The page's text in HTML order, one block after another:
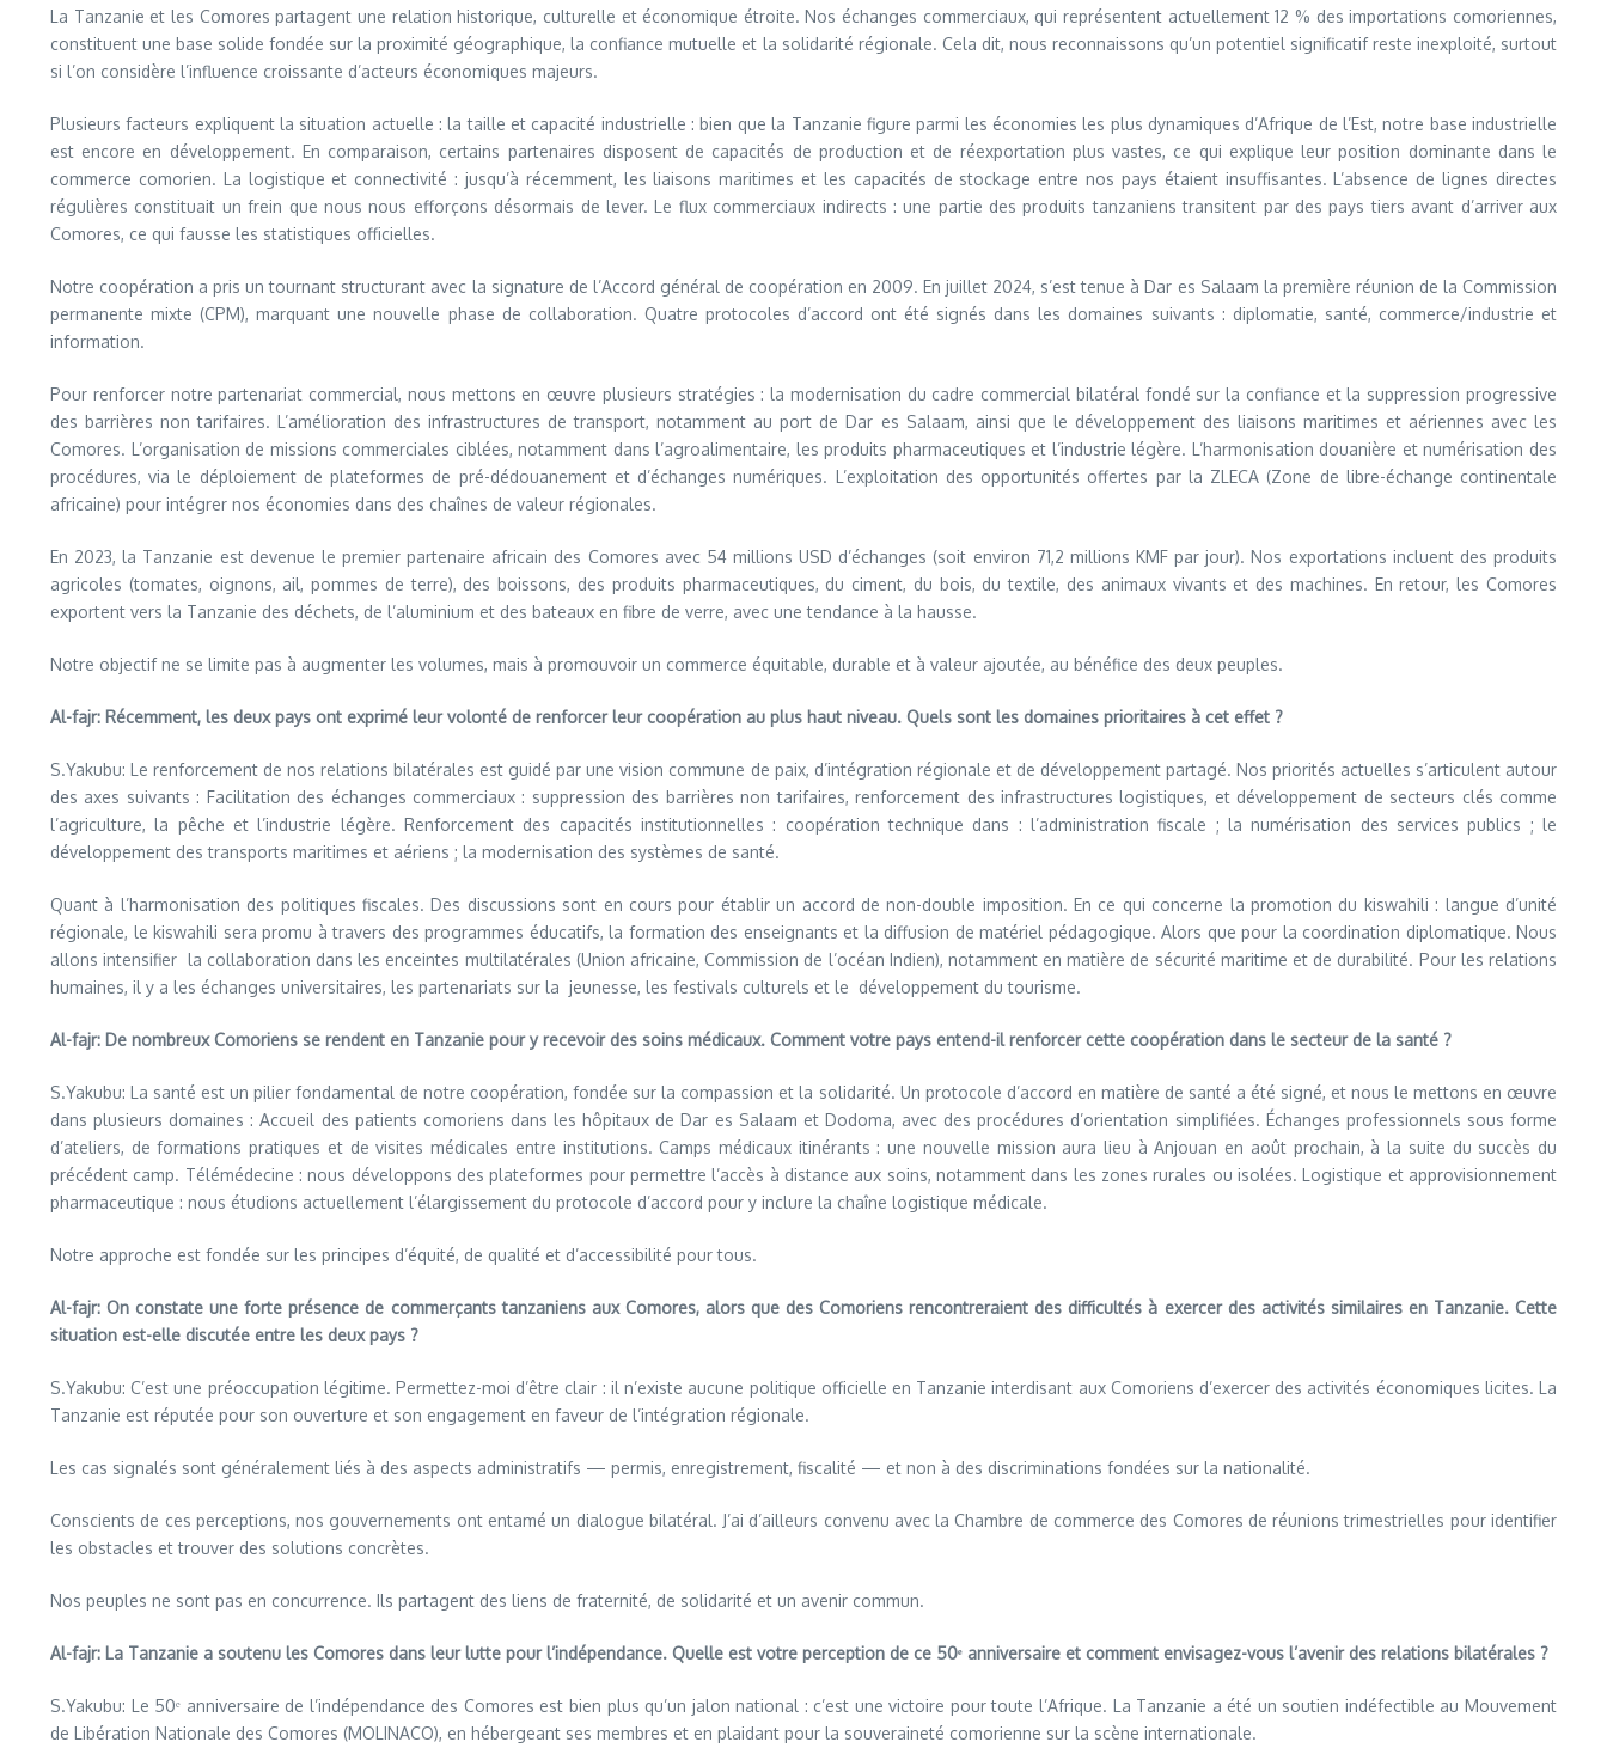
La Tanzanie et les Comores partagent une relation historique, culturelle et économique étroite. Nos échanges commerciaux, qui représentent actuellement 12 % des importations comoriennes,
constituent une base solide fondée sur la proximité géographique, la confiance mutuelle et la solidarité régionale. Cela dit, nous reconnaissons qu’un potentiel significatif reste inexploité, surtout
si l’on considère l’influence croissante d’acteurs économiques majeurs.
Plusieurs facteurs expliquent la situation actuelle : la taille et capacité industrielle : bien que la Tanzanie figure parmi les économies les plus dynamiques d’Afrique de l’Est, notre base industrielle
est encore en développement. En comparaison, certains partenaires disposent de capacités de production et de réexportation plus vastes, ce qui explique leur position dominante dans le
commerce comorien. La logistique et connectivité : jusqu’à récemment, les liaisons maritimes et les capacités de stockage entre nos pays étaient insuffisantes. L’absence de lignes directes
régulières constituait un frein que nous nous efforçons désormais de lever. Le flux commerciaux indirects : une partie des produits tanzaniens transitent par des pays tiers avant d’arriver aux
Comores, ce qui fausse les statistiques officielles.
Notre coopération a pris un tournant structurant avec la signature de l’Accord général de coopération en 2009. En juillet 2024, s’est tenue à Dar es Salaam la première réunion de la Commission
permanente mixte (CPM), marquant une nouvelle phase de collaboration. Quatre protocoles d’accord ont été signés dans les domaines suivants : diplomatie, santé, commerce/industrie et
information.
Pour renforcer notre partenariat commercial, nous mettons en œuvre plusieurs stratégies : la modernisation du cadre commercial bilatéral fondé sur la confiance et la suppression progressive
des barrières non tarifaires. L’amélioration des infrastructures de transport, notamment au port de Dar es Salaam, ainsi que le développement des liaisons maritimes et aériennes avec les
Comores. L’organisation de missions commerciales ciblées, notamment dans l’agroalimentaire, les produits pharmaceutiques et l’industrie légère. L’harmonisation douanière et numérisation des
procédures, via le déploiement de plateformes de pré-dédouanement et d’échanges numériques. L’exploitation des opportunités offertes par la ZLECA (Zone de libre-échange continentale
africaine) pour intégrer nos économies dans des chaînes de valeur régionales.
En 2023, la Tanzanie est devenue le premier partenaire africain des Comores avec 54 millions USD d’échanges (soit environ 71,2 millions KMF par jour). Nos exportations incluent des produits
agricoles (tomates, oignons, ail, pommes de terre), des boissons, des produits pharmaceutiques, du ciment, du bois, du textile, des animaux vivants et des machines. En retour, les Comores
exportent vers la Tanzanie des déchets, de l’aluminium et des bateaux en fibre de verre, avec une tendance à la hausse.
Notre objectif ne se limite pas à augmenter les volumes, mais à promouvoir un commerce équitable, durable et à valeur ajoutée, au bénéfice des deux peuples.
Al-fajr: Récemment, les deux pays ont exprimé leur volonté de renforcer leur coopération au plus haut niveau. Quels sont les domaines prioritaires à cet effet ?
S.Yakubu: Le renforcement de nos relations bilatérales est guidé par une vision commune de paix, d’intégration régionale et de développement partagé. Nos priorités actuelles s’articulent autour
des axes suivants : Facilitation des échanges commerciaux : suppression des barrières non tarifaires, renforcement des infrastructures logistiques, et développement de secteurs clés comme
l’agriculture, la pêche et l’industrie légère. Renforcement des capacités institutionnelles : coopération technique dans : l’administration fiscale ; la numérisation des services publics ; le
développement des transports maritimes et aériens ; la modernisation des systèmes de santé.
Quant à l’harmonisation des politiques fiscales. Des discussions sont en cours pour établir un accord de non-double imposition. En ce qui concerne la promotion du kiswahili : langue d’unité
régionale, le kiswahili sera promu à travers des programmes éducatifs, la formation des enseignants et la diffusion de matériel pédagogique. Alors que pour la coordination diplomatique. Nous
allons intensifier la collaboration dans les enceintes multilatérales (Union africaine, Commission de l’océan Indien), notamment en matière de sécurité maritime et de durabilité. Pour les relations
humaines, il y a les échanges universitaires, les partenariats sur la jeunesse, les festivals culturels et le développement du tourisme.
Al-fajr: De nombreux Comoriens se rendent en Tanzanie pour y recevoir des soins médicaux. Comment votre pays entend-il renforcer cette coopération dans le secteur de la santé ?
S.Yakubu: La santé est un pilier fondamental de notre coopération, fondée sur la compassion et la solidarité. Un protocole d’accord en matière de santé a été signé, et nous le mettons en œuvre
dans plusieurs domaines : Accueil des patients comoriens dans les hôpitaux de Dar es Salaam et Dodoma, avec des procédures d’orientation simplifiées. Échanges professionnels sous forme
d’ateliers, de formations pratiques et de visites médicales entre institutions. Camps médicaux itinérants : une nouvelle mission aura lieu à Anjouan en août prochain, à la suite du succès du
précédent camp. Télémédecine : nous développons des plateformes pour permettre l’accès à distance aux soins, notamment dans les zones rurales ou isolées. Logistique et approvisionnement
pharmaceutique : nous étudions actuellement l’élargissement du protocole d’accord pour y inclure la chaîne logistique médicale.
Notre approche est fondée sur les principes d’équité, de qualité et d’accessibilité pour tous.
Al-fajr: On constate une forte présence de commerçants tanzaniens aux Comores, alors que des Comoriens rencontreraient des difficultés à exercer des activités similaires en Tanzanie. Cette
situation est-elle discutée entre les deux pays ?
S.Yakubu: C’est une préoccupation légitime. Permettez-moi d’être clair : il n’existe aucune politique officielle en Tanzanie interdisant aux Comoriens d’exercer des activités économiques licites. La
Tanzanie est réputée pour son ouverture et son engagement en faveur de l’intégration régionale.
Les cas signalés sont généralement liés à des aspects administratifs — permis, enregistrement, fiscalité — et non à des discriminations fondées sur la nationalité.
Conscients de ces perceptions, nos gouvernements ont entamé un dialogue bilatéral. J’ai d’ailleurs convenu avec la Chambre de commerce des Comores de réunions trimestrielles pour identifier
les obstacles et trouver des solutions concrètes.
Nos peuples ne sont pas en concurrence. Ils partagent des liens de fraternité, de solidarité et un avenir commun.
Al-fajr: La Tanzanie a soutenu les Comores dans leur lutte pour l’indépendance. Quelle est votre perception de ce 50ᵉ anniversaire et comment envisagez-vous l’avenir des relations bilatérales ?
S.Yakubu: Le 50ᵉ anniversaire de l’indépendance des Comores est bien plus qu’un jalon national : c’est une victoire pour toute l’Afrique. La Tanzanie a été un soutien indéfectible au Mouvement
de Libération Nationale des Comores (MOLINACO), en hébergeant ses membres et en plaidant pour la souveraineté comorienne sur la scène internationale.